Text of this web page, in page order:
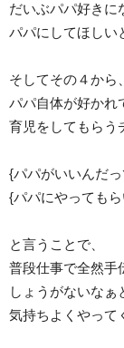
だいぶパパ好きに
パパにしてほしい
そしてその４から、
パパ自体が好かれ
育児をしてもらう
{パパがいいんだっ
{パパにやっても
と言うことで、
普段仕事で全然手
しょうがないなぁ
気持ちよくやって